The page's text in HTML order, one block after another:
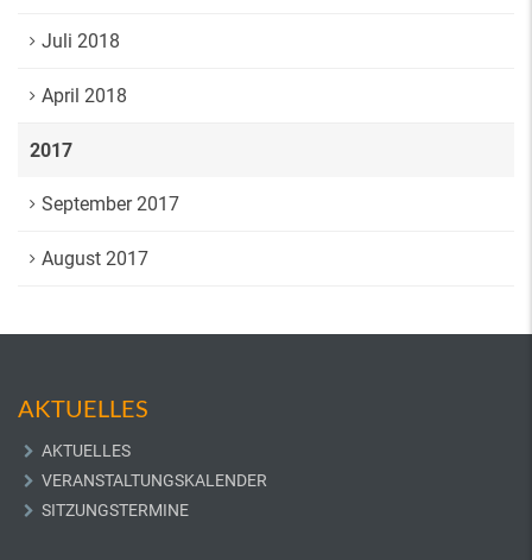
Juli 2018
April 2018
2017
September 2017
August 2017
AKTUELLES
AKTUELLES
VERANSTALTUNGSKALENDER
SITZUNGSTERMINE